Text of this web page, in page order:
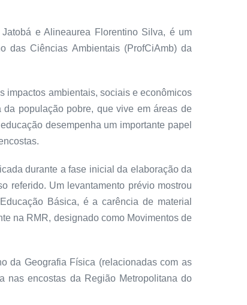
e Alineaurea Florentino Silva, é um
das Ciências Ambientais (ProfCiAmb) da
impactos ambientais, sociais e econômicos
população pobre, que vive em áreas de
desempenha um importante papel
durante a fase inicial da elaboração da
referido. Um levantamento prévio mostrou
Básica, é a carência de material
na RMR, designado como Movimentos de
da Geografia Física (relacionadas com as
nas encostas da Região Metropolitana do